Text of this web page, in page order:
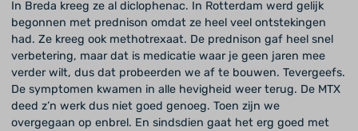
In Breda kreeg ze al diclophenac. In Rotterdam werd gelijk
begonnen met prednison omdat ze heel veel ontstekingen
had. Ze kreeg ook methotrexaat. De prednison gaf heel snel
verbetering, maar dat is medicatie waar je geen jaren mee
verder wilt, dus dat probeerden we af te bouwen. Tevergeefs.
De symptomen kwamen in alle hevigheid weer terug. De MTX
deed z’n werk dus niet goed genoeg. Toen zijn we
overgegaan op enbrel. En sindsdien gaat het erg goed met